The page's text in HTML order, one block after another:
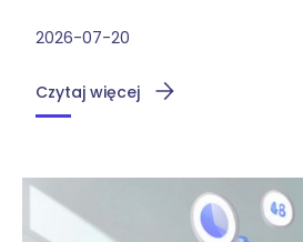
2026-07-20
Czytaj więcej